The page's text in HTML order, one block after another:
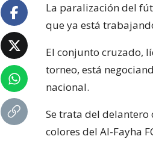
La paralización del
que ya está
El conjunto cruzado,
torneo, está
nacional.
Se trata del delantero
colores del Al-Fayha